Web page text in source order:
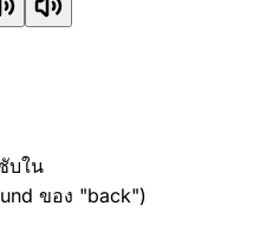
บใน
ของ "back")